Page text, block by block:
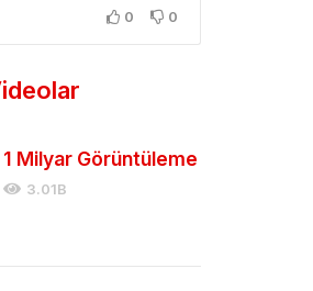
0 0
1 Milyar Görüntüleme
3.01B